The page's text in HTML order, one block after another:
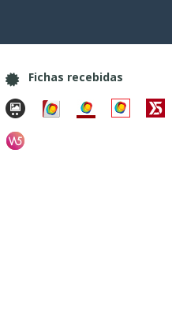
Fichas recebidas